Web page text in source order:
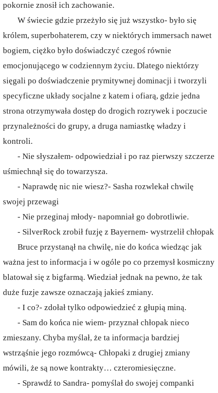
pokornie znosił ich zachowanie.
W świecie gdzie przeżyło się już wszystko- było się
królem, superbohaterem, czy w niektórych immersach nawet
bogiem, ciężko było doświadczyć czegoś równie
emocjonującego w codziennym życiu. Dlatego niektórzy
sięgali po doświadczenie prymitywnej dominacji i tworzyli
specyficzne układy socjalne z katem i ofiarą, gdzie jedna
strona otrzymywała dostęp do drogich rozrywek i poczucie
przynależności do grupy, a druga namiastkę władzy i
kontroli.
- Nie słyszałem- odpowiedział i po raz pierwszy szczerze
uśmiechnął się do towarzysza.
- Naprawdę nic nie wiesz?- Sasha rozwlekał chwilę
swojej przewagi
- Nie przeginaj młody- napomniał go dobrotliwie.
- SilverRock zrobił fuzję z Bayernem- wystrzelił chłopak
Bruce przystanął na chwilę, nie do końca wiedząc jak
ważna jest to informacja i w ogóle po co przemysł kosmiczny
blatował się z bigfarmą. Wiedział jednak na pewno, że tak
duże fuzje zawsze oznaczają jakieś zmiany.
- I co?- zdołał tylko odpowiedzieć z głupią miną.
- Sam do końca nie wiem- przyznał chłopak nieco
zmieszany. Chyba myślał, że ta informacja bardziej
wstrząśnie jego rozmówcą- Chłopaki z drugiej zmiany
mówili, że są nowe kontrakty… czteromiesięczne.
- Sprawdź to Sandra- pomyślał do swojej companki